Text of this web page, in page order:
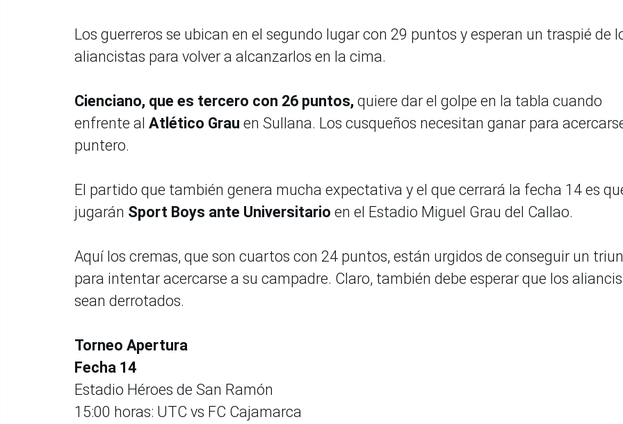
Los guerreros se ubican en el segundo lugar con 29 puntos y esperan un traspié de
aliancistas para volver a alcanzarlos en la cima.
Cienciano, que es tercero con 26 puntos, quiere dar el golpe en la tabla cuando
enfrente al Atlético Grau en Sullana. Los cusqueños necesitan ganar para
puntero.
El partido que también genera mucha expectativa y el que cerrará la fecha 14 es
jugarán Sport Boys ante Universitario en el Estadio Miguel Grau del Callao.
Aquí los cremas, que son cuartos con 24 puntos, están urgidos de conseguir un
para intentar acercarse a su campadre. Claro, también debe esperar que los
sean derrotados.
Torneo Apertura
Fecha 14
Estadio Héroes de San Ramón
15:00 horas: UTC vs FC Cajamarca